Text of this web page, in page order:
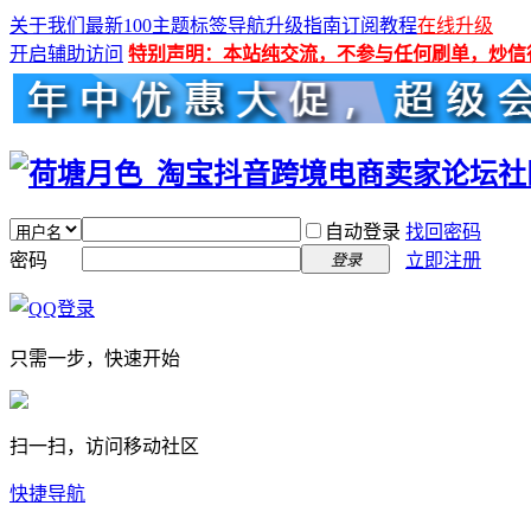
关于我们 最新100主题标签导航升级指南订阅教程在线升级
开启辅助访问 特别声明：本站纯交流，不参与任何刷单，炒信
自动登录 找回密码
密码
登录 立即注册
只需一步，快速开始
扫一扫，访问移动社区
快捷导航